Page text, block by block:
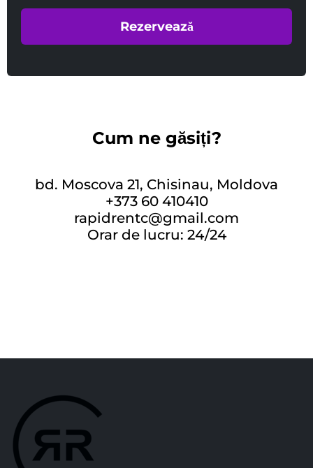
Cum ne găsiți?
bd. Moscova 21, Chisinau, Moldova
+373 60 410410
rapidrentc@gmail.com
Orar de lucru: 24/24